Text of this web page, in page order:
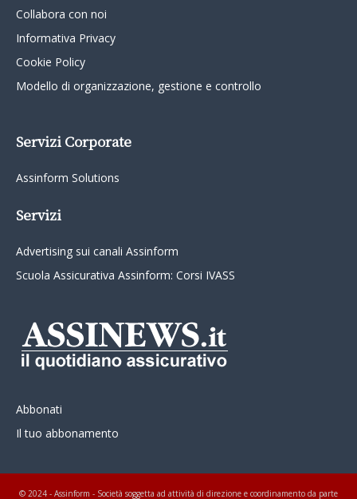
Collabora con noi
Informativa Privacy
Cookie Policy
Modello di organizzazione, gestione e controllo
Servizi Corporate
Assinform Solutions
Servizi
Advertising sui canali Assinform
Scuola Assicurativa Assinform: Corsi IVASS
Abbonati
Il tuo abbonamento
© 2024 - Assinform - Società soggetta ad attività di direzione e coordinamento da parte